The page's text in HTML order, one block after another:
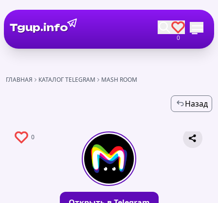
Tgup.info
0
ГЛАВНАЯ КАТАЛОГ TELEGRAM MASH ROOM
Назад
0